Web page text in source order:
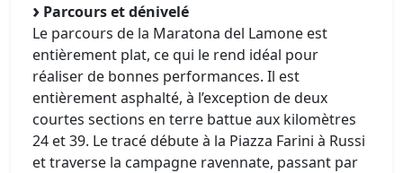
Parcours et dénivelé
Le parcours de la Maratona del Lamone est
entièrement plat, ce qui le rend idéal pour
réaliser de bonnes performances. Il est
entièrement asphalté, à l’exception de deux
courtes sections en terre battue aux kilomètres
24 et 39. Le tracé débute à la Piazza Farini à Russi
et traverse la campagne ravennate, passant par